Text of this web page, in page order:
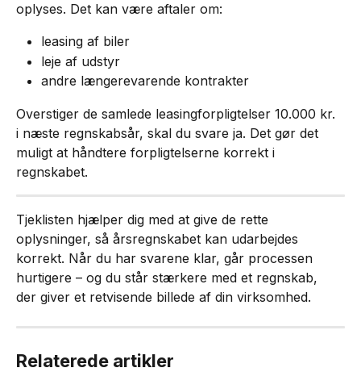
oplyses. Det kan være aftaler om:
leasing af biler
leje af udstyr
andre længerevarende kontrakter
Overstiger de samlede leasingforpligtelser 10.000 kr.
i næste regnskabsår, skal du svare ja. Det gør det
muligt at håndtere forpligtelserne korrekt i
regnskabet.
Tjeklisten hjælper dig med at give de rette
oplysninger, så årsregnskabet kan udarbejdes
korrekt. Når du har svarene klar, går processen
hurtigere – og du står stærkere med et regnskab,
der giver et retvisende billede af din virksomhed.
Relaterede artikler